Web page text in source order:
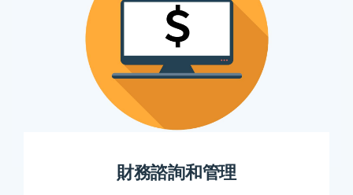
財務諮詢和管理